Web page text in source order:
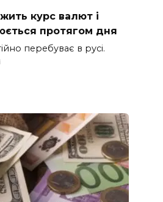
курс валют і
протягом дня
перебуває в русі.